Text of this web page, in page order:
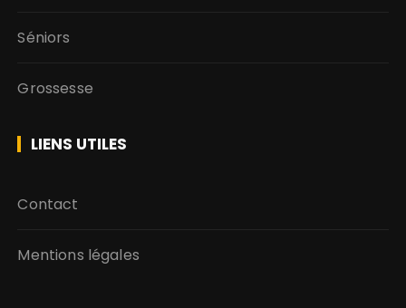
Séniors
Grossesse
LIENS UTILES
Contact
Mentions légales